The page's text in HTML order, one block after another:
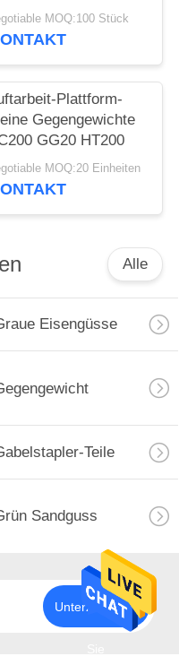
Qualität mit
1000
MOQ:100 Stück
Plattform-
Gegengewichte
GG20 HT200
MOQ:20 Einheiten
Alle
Eisengüsse
Teile
Sandguss
Unterzeichnen